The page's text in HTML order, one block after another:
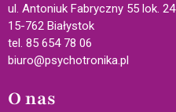
ul. Antoniuk Fabryczny 55 lok. 24
15-762 Białystok
tel. 85 654 78 06
biuro@psychotronika.pl
O nas